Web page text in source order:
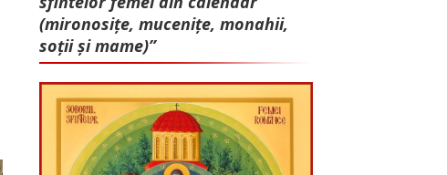
(mironosițe, mu­cenițe, monahii,
soții și mame)”